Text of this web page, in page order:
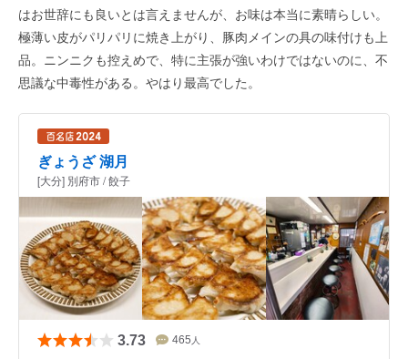
はお世辞にも良いとは言えませんが、お味は本当に素晴らしい。
極薄い皮がパリパリに焼き上がり、豚肉メインの具の味付けも上
品。ニンニクも控えめで、特に主張が強いわけではないのに、不
思議な中毒性がある。やはり最高でした。
ぎょうざ 湖月
[大分] 別府市 / 餃子
3.73 465 人